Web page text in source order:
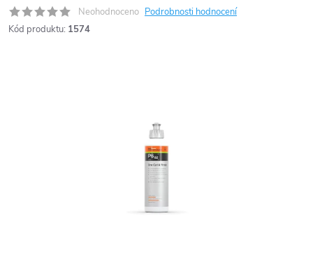
Neohodnoceno Podrobnosti hodnocení
Kód produktu: 1574